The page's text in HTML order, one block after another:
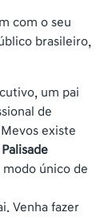
com o seu
brasileiro,
um pai
de
existe
único de
Venha fazer